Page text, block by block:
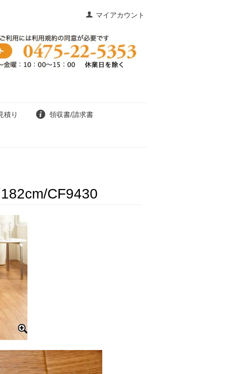
マイアカウント
積り 領収書/請求書
CF9430